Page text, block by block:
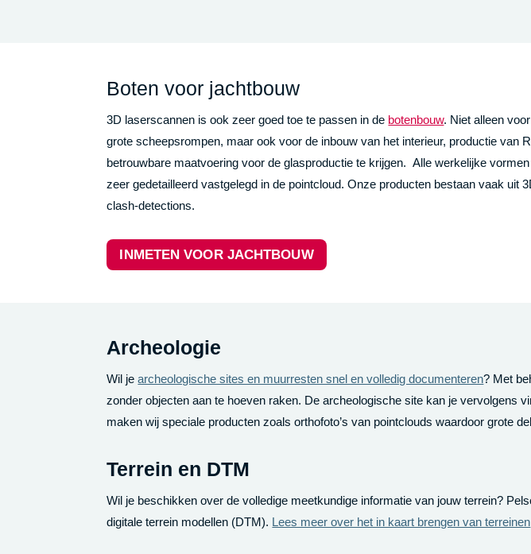
Boten voor jachtbouw
3D laserscannen is ook zeer goed toe te passen in de botenbouw. Niet alleen
grote scheepsrompen, maar ook voor de inbouw van het interieur, productie van
betrouwbare maatvoering voor de glasproductie te krijgen. Alle werkelijke
zeer gedetailleerd vastgelegd in de pointcloud. Onze producten bestaan vaak uit
clash-detections.
INMETEN VOOR JACHTBOUW
Archeologie
Wil jearcheologische sites en muurresten snel en volledig documenteren? Met
zonder objecten aan te hoeven raken. De archeologische site kan je vervolgens
maken wij speciale producten zoals orthofoto’s van pointclouds waardoor grote
Terrein en DTM
Wil je beschikken over de volledige meetkundige informatie van jouw terrein?
digitale terrein modellen (DTM). Lees meer over het in kaart brengen van terreinen